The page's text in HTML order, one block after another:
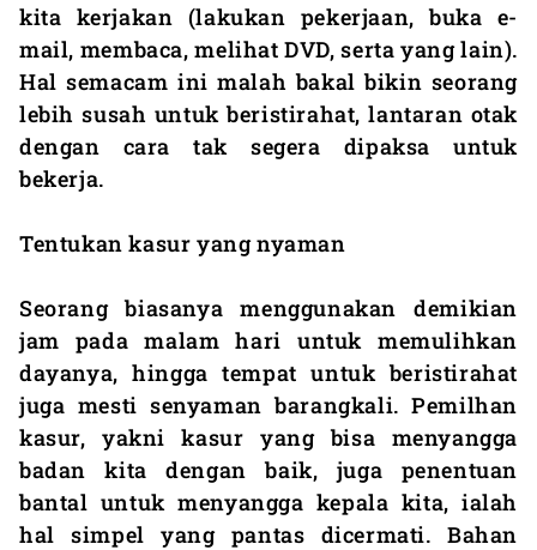
kita kerjakan (lakukan pekerjaan, buka e-
mail, membaca, melihat DVD, serta yang lain).
Hal semacam ini malah bakal bikin seorang
lebih susah untuk beristirahat, lantaran otak
dengan cara tak segera dipaksa untuk
bekerja.
Tentukan kasur yang nyaman
Seorang biasanya menggunakan demikian
jam pada malam hari untuk memulihkan
dayanya, hingga tempat untuk beristirahat
juga mesti senyaman barangkali. Pemilhan
kasur, yakni kasur yang bisa menyangga
badan kita dengan baik, juga penentuan
bantal untuk menyangga kepala kita, ialah
hal simpel yang pantas dicermati. Bahan